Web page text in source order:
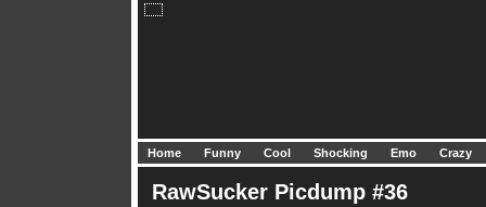
Home Funny Cool Shocking Emo Crazy
RawSucker Picdump #36